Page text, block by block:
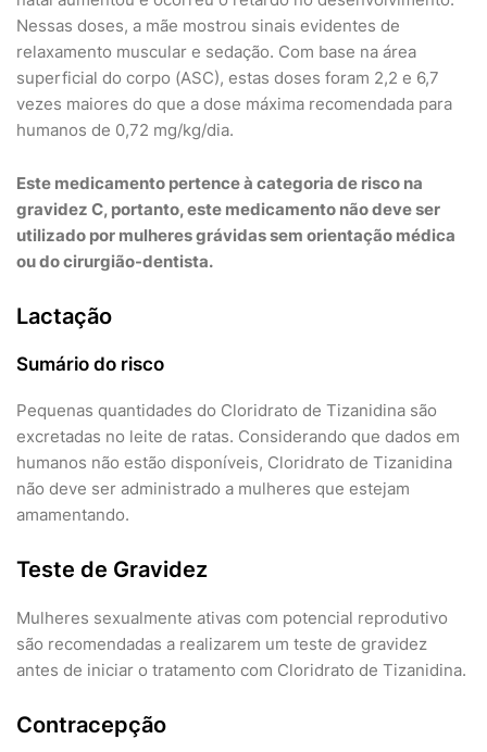
Nessas doses, a mãe mostrou sinais evidentes de
relaxamento muscular e sedação. Com base na área
superficial do corpo (ASC), estas doses foram 2,2 e 6,7
vezes maiores do que a dose máxima recomendada para
humanos de 0,72 mg/kg/dia.
Este medicamento pertence à categoria de risco na
gravidez C, portanto, este medicamento não deve ser
utilizado por mulheres grávidas sem orientação médica
ou do cirurgião-dentista.
Lactação
Sumário do risco
Pequenas quantidades do Cloridrato de Tizanidina são
excretadas no leite de ratas. Considerando que dados em
humanos não estão disponíveis, Cloridrato de Tizanidina
não deve ser administrado a mulheres que estejam
amamentando.
Teste de Gravidez
Mulheres sexualmente ativas com potencial reprodutivo
são recomendadas a realizarem um teste de gravidez
antes de iniciar o tratamento com Cloridrato de Tizanidina.
Contracepção